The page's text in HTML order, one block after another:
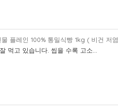
플레인 100% 통밀식빵 1kg ( 비건 저
먹고 있습니다. 씹을 수록 고소...